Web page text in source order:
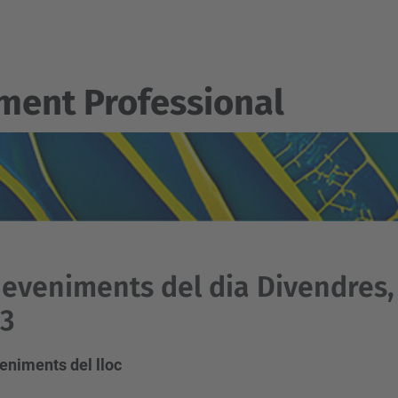
Professional
del dia
del lloc